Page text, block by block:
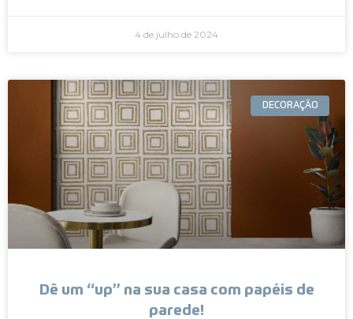
4 de julho de 2024
DECORAÇÃO
Dê um “up” na sua casa com papéis de
parede!